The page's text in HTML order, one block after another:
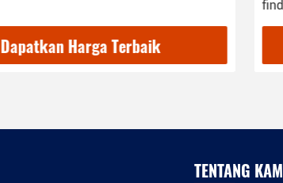
Dapatkan Harga Terbaik
TENTANG